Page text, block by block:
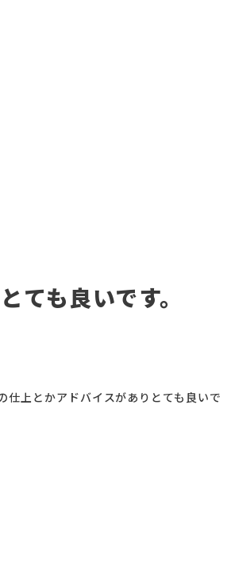
ても良いです。
仕上とかアドバイスがありとても良いで